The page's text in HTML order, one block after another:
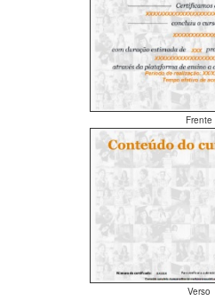
Frente
Verso